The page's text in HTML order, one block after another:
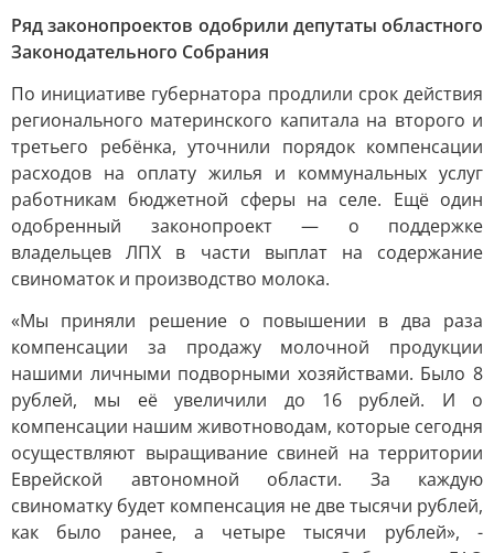
Ряд законопроектов одобрили депутаты областного
Законодательного Собрания
По инициативе губернатора продлили срок действия
регионального материнского капитала на второго и
третьего ребёнка, уточнили порядок компенсации
расходов на оплату жилья и коммунальных услуг
работникам бюджетной сферы на селе. Ещё один
одобренный законопроект — о поддержке
владельцев ЛПХ в части выплат на содержание
свиноматок и производство молока.
«Мы приняли решение о повышении в два раза
компенсации за продажу молочной продукции
нашими личными подворными хозяйствами. Было 8
рублей, мы её увеличили до 16 рублей. И о
компенсации нашим животноводам, которые сегодня
осуществляют выращивание свиней на территории
Еврейской автономной области. За каждую
свиноматку будет компенсация не две тысячи рублей,
как было ранее, а четыре тысячи рублей», -